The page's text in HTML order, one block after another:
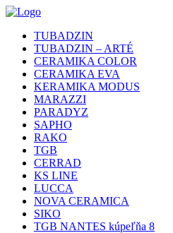
TUBADZIN
TUBADZIN – ARTÉ
CERAMIKA COLOR
CERAMIKA EVA
KERAMIKA MODUS
MARAZZI
PARADYZ
SAPHO
RAKO
TGB
CERRAD
KS LINE
LUCCA
NOVA CERAMICA
SIKO
TGB NANTES kúpeľňa 8